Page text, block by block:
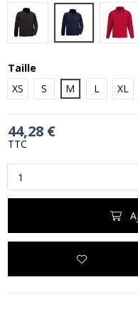
Black
Navy
Red
Taille
XS
S M L XL
44,28 €
TTC